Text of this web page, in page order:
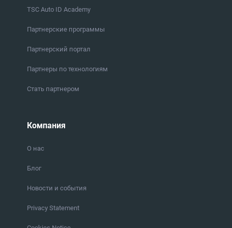
TSC Auto ID Academy
Партнерские программы
Партнерский портал
Партнеры по технологиям
Стать партнером
Компания
О нас
Блог
Новости и события
Privacy Statement